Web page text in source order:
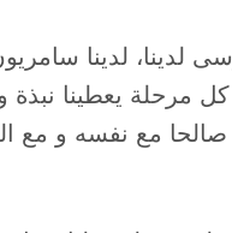
لدينا
مرحلة يعطينا
صالحا مع نفسه و